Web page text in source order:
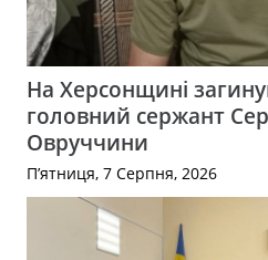
На Херсонщині
головний сержант
Овруччини
П’ятниця, 7 Серпня, 2026